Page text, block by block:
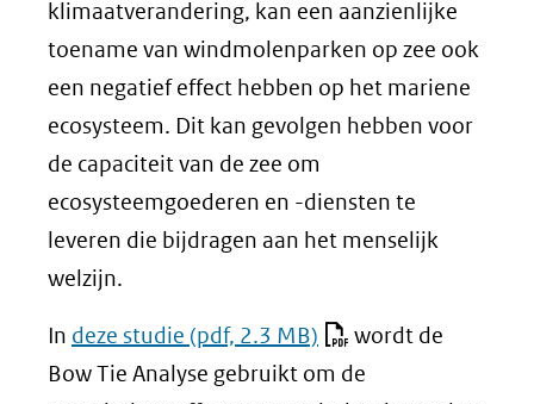
klimaatverandering, kan een aanzienlijke
toename van windmolenparken op zee ook
een negatief effect hebben op het mariene
ecosysteem. Dit kan gevolgen hebben voor
de capaciteit van de zee om
ecosysteemgoederen en -diensten te
leveren die bijdragen aan het menselijk
welzijn.
In deze studie (pdf, 2.3 MB)
wordt de
Bow Tie Analyse gebruikt om de